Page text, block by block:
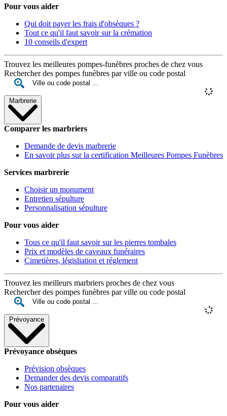
Pour vous aider
Qui doit payer les frais d'obsèques ?
Tout ce qu'il faut savoir sur la crémation
10 conseils d'expert
Trouvez les meilleures pompes-funèbres proches de chez vous
Rechercher des pompes funèbres par ville ou code postal
Marbrerie
Comparer les marbriers
Demande de devis marbrerie
En savoir plus sur la certification Meilleures Pompes Funèbres
Services marbrerie
Choisir un monument
Entretien sépulture
Personnalisation sépulture
Pour vous aider
Tous ce qu'il faut savoir sur les pierres tombales
Prix et modèles de caveaux funéraires
Cimetières, législiation et réglement
Trouvez les meilleurs marbriers proches de chez vous
Rechercher des pompes funèbres par ville ou code postal
Prévoyance
Prévoyance obsèques
Prévision obsèques
Demander des devis comparatifs
Nos partenaires
Pour vous aider